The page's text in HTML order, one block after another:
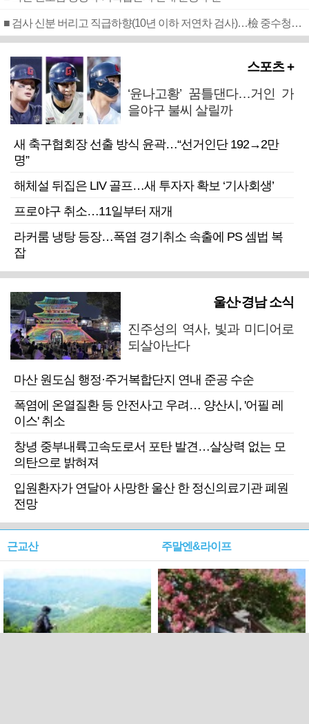
■ 검사 신분 버리고 직급하향(10년 이하 저연차 검사)…檢 중수청행 기피
스포츠 +
‘윤나고황’ 꿈틀댄다…거인 가
을야구 불씨 살릴까
새 축구협회장 선출 방식 윤곽…“선거인단 192→2만
명”
해체설 뒤집은 LIV 골프…새 투자자 확보 ‘기사회생’
프로야구 취소…11일부터 재개
라커룸 냉탕 등장…폭염 경기취소 속출에 PS 셈법 복
잡
울산·경남 소식
진주성의 역사, 빛과 미디어로
되살아난다
마산 원도심 행정·주거복합단지 연내 준공 수순
폭염에 온열질환 등 안전사고 우려… 양산시, '어필 레
이스' 취소
창녕 중부내륙고속도로서 포탄 발견…살상력 없는 모
의탄으로 밝혀져
입원환자가 연달아 사망한 울산 한 정신의료기관 폐원
전망
근교산 주말엔&라이프